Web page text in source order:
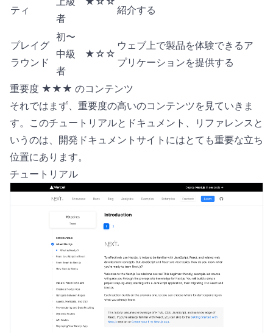
ティ
者
紹介する
プレイグ
ラウンド
初〜
中級
者
★☆☆
ウェブ上で製品を体験できるア
プリケーションを提供する
重要度 ★★★ のコンテンツ
それではまず、重要度の高いのコンテンツを見ていきま
す。このチュートリアルとドキュメント、リファレンスと
いうのは、開発ドキュメントサイトにはとても重要な立ち
位置にあります。
チュートリアル